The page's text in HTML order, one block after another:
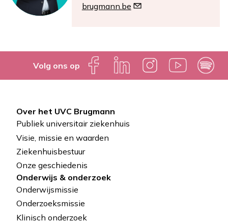
brugmann.be
Volg ons op
Pied
de
page
Over het UVC Brugmann
Publiek universitair ziekenhuis
Visie, missie en waarden
Ziekenhuisbestuur
Onze geschiedenis
Onderwijs & onderzoek
Onderwijsmissie
Onderzoeksmissie
Klinisch onderzoek